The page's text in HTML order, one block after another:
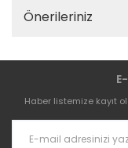
Önerileriniz
Haber listemize kayıt